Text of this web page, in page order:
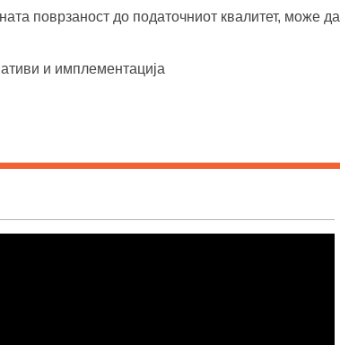
поврзаност до податочниот квалитет, може да
и имплементација